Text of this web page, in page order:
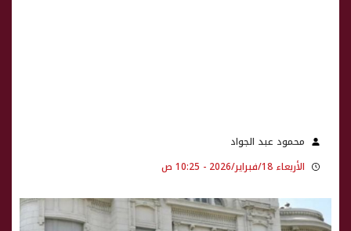
محمود عبد الجواد
الأربعاء 18/فبراير/2026 - 10:25 ص